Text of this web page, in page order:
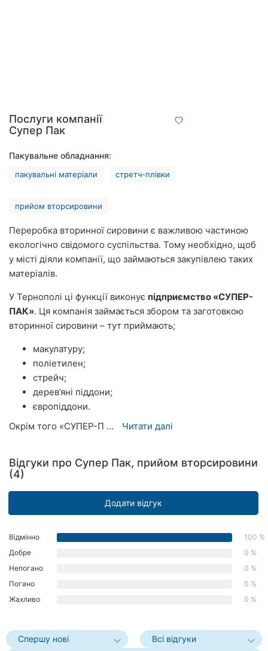
Київ
Харків
Дніпро
Львів
Кривий
Ріг
Миколаїв
Херсон
Полтава
Чернігів
Черкаси
Чернівці
Івано-
Франківськ
Луцьк
Ужгород
Карпати
Послуги компанії
Супер Пак
Пакувальне обладнання:
пакувальні матеріали стретч-плівки
прийом вторсировини
Переробка вторинної сировини є важливою частиною
екологічно свідомого суспільства. Тому необхідно, щоб
у місті діяли компанії, що займаються закупівлею таких
матеріалів.
У Тернополі ці функції виконує підприємство «СУПЕР-
ПАК». Ця компанія займається збором та заготовкою
вторинної сировини – тут приймають;
макулатуру;
поліетилен;
стрейч;
дерев’яні піддони;
європіддони.
Окрім того «СУПЕР-П ...
Читати далі
Відгуки про Супер Пак, прийом вторсировини
(4)
Додати відгук
Відмінно
100 %
Добре
0 %
Непогано
0 %
Погано
0 %
Жахливо
0 %
Спершу нові
Всі відгуки